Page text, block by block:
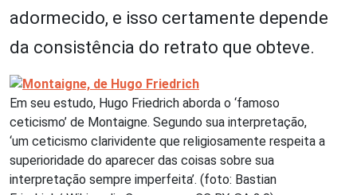
adormecido, e isso certamente depende
da consistência do retrato que obteve.
Em seu estudo, Hugo Friedrich aborda o ‘famoso
ceticismo’ de Montaigne. Segundo sua interpretação,
‘um ceticismo clarividente que religiosamente respeita a
superioridade do aparecer das coisas sobre sua
interpretação sempre imperfeita’. (foto: Bastian